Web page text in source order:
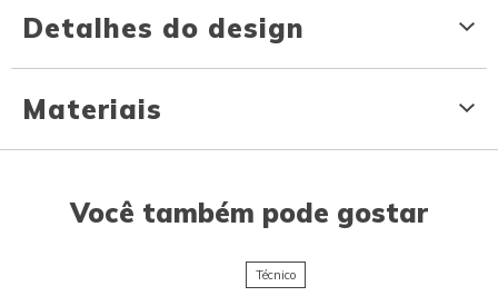
Detalhes do design
Materiais
Você também pode gostar
Técnico